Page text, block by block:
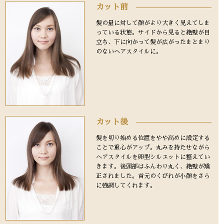
カット前
髪の量に対して顔がより大きく見えてしま
っている状態。サイドから見ると絶壁が目
立ち、下に向かって髪が広がったまとまり
のないヘアスタイルに。
カット後
髪を切り始める位置をやや高めに設定する
ことで重心がアップ。丸みを持たせながら
ヘアスタイルを卵型シルエットに整えてい
きます。後頭部はふんわり丸く、絶壁が矯
正されました。首元のくびれが小顔をさら
に強調してくれます。